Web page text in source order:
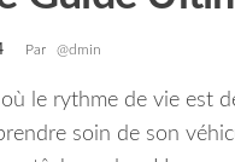
Par @dmin
le rythme de vie est
soin de son